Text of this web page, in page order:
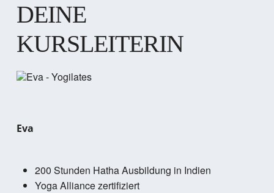
DEINE
KURSLEITERIN
Eva
200 Stunden Hatha Ausbildung in Indien
Yoga Alliance zertifiziert